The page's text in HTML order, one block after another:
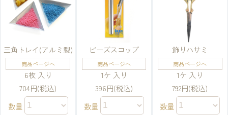
三角トレイ(アルミ製)
商品ページへ
6枚 入り
704円(税込)
数量
ビーズスコップ
商品ページへ
1ケ 入り
396円(税込)
数量
飾りハサミ
商品ページへ
1ケ 入り
792円(税込)
数量